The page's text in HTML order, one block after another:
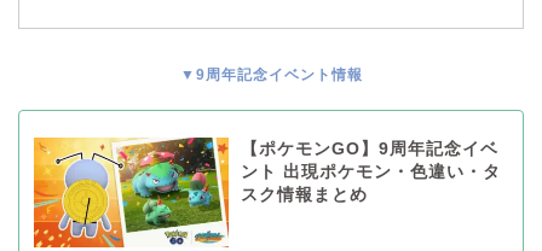
▼9周年記念イベント情報
【ポケモンGO】9周年記念イベ
ント 出現ポケモン・色違い・タ
スク情報まとめ